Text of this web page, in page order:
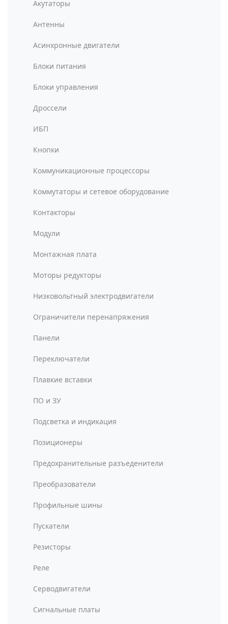
Акутаторы
Антенны
Асинхронные двигатели
Блоки питания
Блоки управления
Дроссели
ИБП
Кнопки
Коммуникационные процессоры
Коммутаторы и сетевое оборудование
Контакторы
Модули
Монтажная плата
Моторы редукторы
Низковольтный электродвигатели
Ограничители перенапряжения
Панели
Переключатели
Плавкие вставки
ПО и ЗУ
Подсветка и индикация
Позиционеры
Предохранительные разъеденители
Преобразователи
Профильные шины
Пускатели
Резисторы
Реле
Серводвигатели
Сигнальные платы